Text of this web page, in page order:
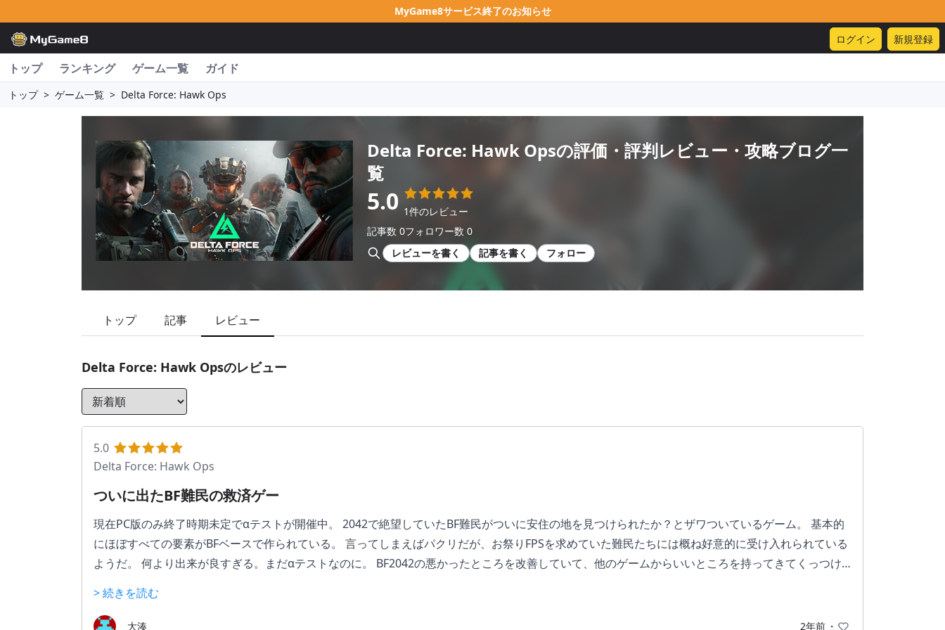
MyGame8サービス終了のお知らせ
ログイン 新規登録
トップ ランキング ゲーム一覧 ガイド
トップ > ゲーム一覧 > Delta Force: Hawk Ops
Delta Force: Hawk Opsの評価・評判レビュー・攻略ブログ一
覧
5.0 1件のレビュー
記事数 0フォロワー数 0
レビューを書く
記事を書く フォロー
トップ 記事 レビュー
Delta Force: Hawk Opsのレビュー
5.0
Delta Force: Hawk Ops
ついに出たBF難民の救済ゲー
現在PC版のみ終了時期未定でαテストが開催中。 2042で絶望していたBF難民がついに安住の地を見つけられたか？とザワついているゲーム。 基本的
にほぼすべての要素がBFベースで作られている。 言ってしまえばパクリだが、お祭りFPSを求めていた難民たちには概ね好意的に受け入れられている
ようだ。 何より出来が良すぎる。まだαテストなのに。 BF2042の悪かったところを改善していて、他のゲームからいいところを持ってきてくっつけ
大盛況。今後のアプデで新モードやキャラ、イベントが追加されていく発表もあった。もしかしてαテストを続けたままライブサービスに移行するつ
もりか・・・？ なおライトなタルコフモードも用意されているが、あまり興味がないのでキャラ解放用のミッションだけクリアした以降はやっていな
> 続きを読む
大湊 2年前 ・